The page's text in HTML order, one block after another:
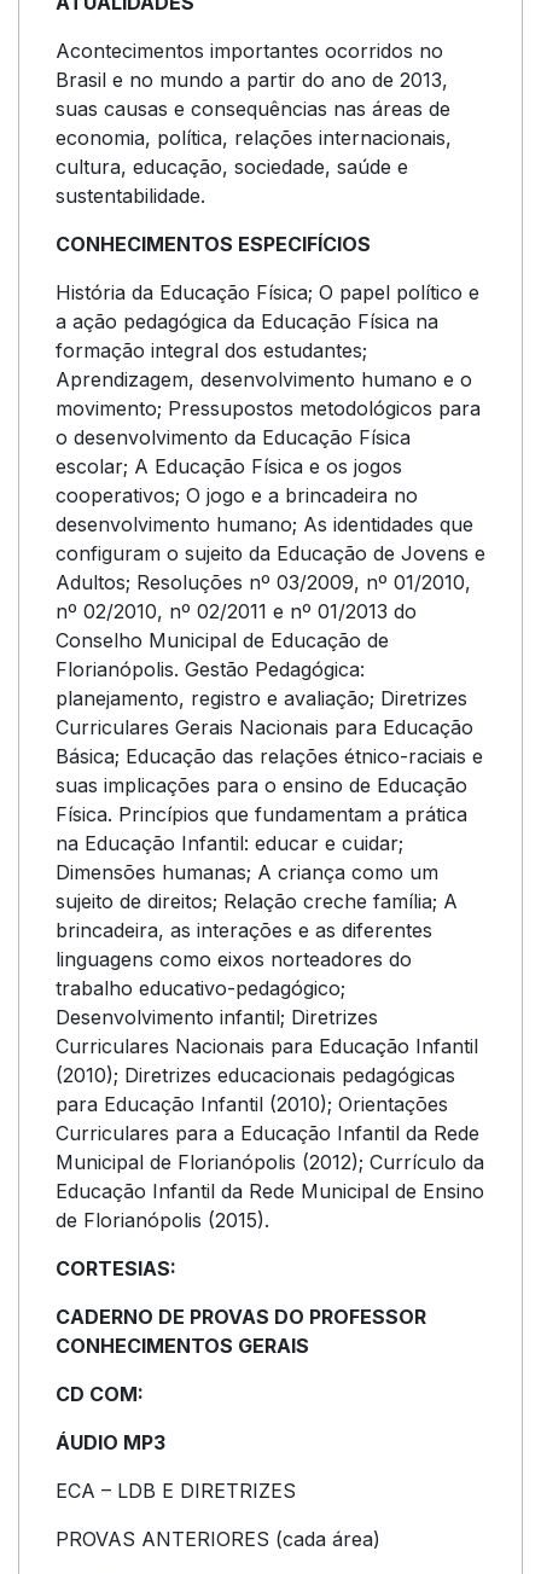
Acontecimentos importantes ocorridos no
Brasil e no mundo a partir do ano de 2013,
suas causas e consequências nas áreas de
economia, política, relações internacionais,
cultura, educação, sociedade, saúde e
sustentabilidade.
CONHECIMENTOS ESPECIFÍCIOS
História da Educação Física; O papel político e
a ação pedagógica da Educação Física na
formação integral dos estudantes;
Aprendizagem, desenvolvimento humano e o
movimento; Pressupostos metodológicos para
o desenvolvimento da Educação Física
escolar; A Educação Física e os jogos
cooperativos; O jogo e a brincadeira no
desenvolvimento humano; As identidades que
configuram o sujeito da Educação de Jovens e
Adultos; Resoluções nº 03/2009, nº 01/2010,
nº 02/2010, nº 02/2011 e nº 01/2013 do
Conselho Municipal de Educação de
Florianópolis. Gestão Pedagógica:
planejamento, registro e avaliação; Diretrizes
Curriculares Gerais Nacionais para Educação
Básica; Educação das relações étnico-raciais e
suas implicações para o ensino de Educação
Física. Princípios que fundamentam a prática
na Educação Infantil: educar e cuidar;
Dimensões humanas; A criança como um
sujeito de direitos; Relação creche família; A
brincadeira, as interações e as diferentes
linguagens como eixos norteadores do
trabalho educativo-pedagógico;
Desenvolvimento infantil; Diretrizes
Curriculares Nacionais para Educação Infantil
(2010); Diretrizes educacionais pedagógicas
para Educação Infantil (2010); Orientações
Curriculares para a Educação Infantil da Rede
Municipal de Florianópolis (2012); Currículo da
Educação Infantil da Rede Municipal de Ensino
de Florianópolis (2015).
CORTESIAS:
CADERNO DE PROVAS DO PROFESSOR
CONHECIMENTOS GERAIS
CD COM:
ÁUDIO MP3
ECA – LDB E DIRETRIZES
PROVAS ANTERIORES (cada área)